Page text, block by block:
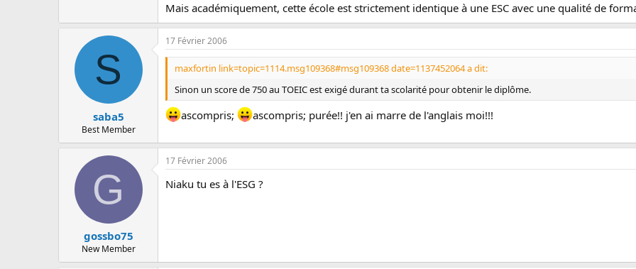
Mais académiquement, cette école est strictement identique à une ESC avec une qualité de
S
saba5
Best Member
17 Février 2006
maxfortin link=topic=1114.msg109368#msg109368 date=1137452064 a dit:
Sinon un score de 750 au TOEIC est exigé durant ta scolarité pour obtenir le diplôme.
ascompris; ascompris; purée!! j'en ai marre de l'anglais moi!!!
G
gossbo75
New Member
17 Février 2006
Niaku tu es à l'ESG ?